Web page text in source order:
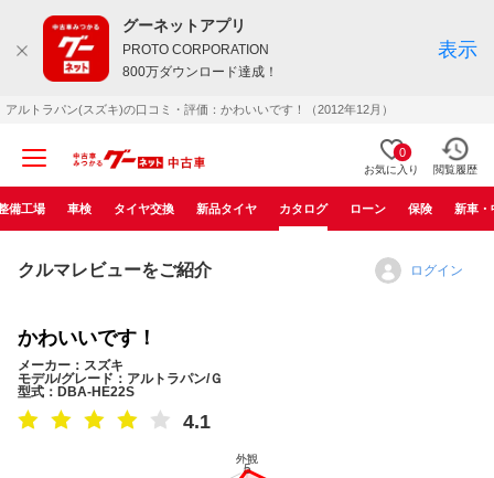
グーネットアプリ
PROTO CORPORATION
800万ダウンロード達成！
表示
アルトラパン(スズキ)の口コミ・評価：かわいいです！（2012年12月）
0
お気に入り 閲覧履歴
備工場 車検 タイヤ交換 新品タイヤ カタログ ローン 保険 新車・
クルマレビューをご紹介 ログイン
かわいいです！
メーカー：スズキ
モデル/グレード：アルトラパン/Ｇ
型式：DBA-HE22S
4.1